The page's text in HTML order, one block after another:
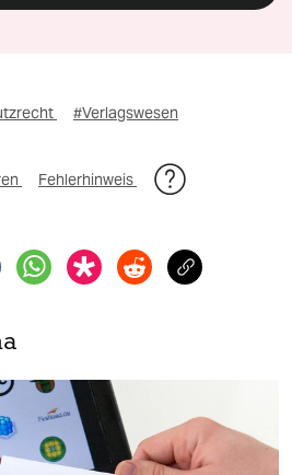
#Verlagswesen
Fehlerhinweis